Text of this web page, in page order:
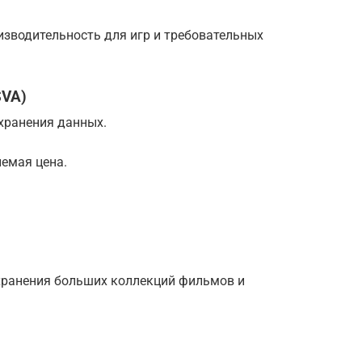
для игр и требовательных
данных.
цена.
больших коллекций фильмов и